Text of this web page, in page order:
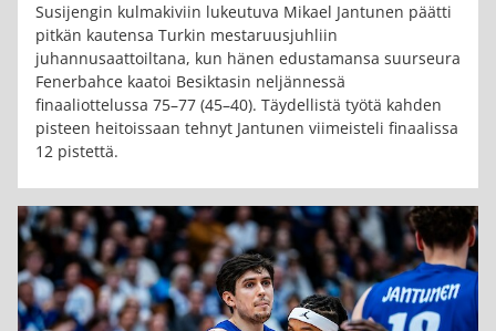
Susijengin kulmakiviin lukeutuva Mikael Jantunen päätti
pitkän kautensa Turkin mestaruusjuhliin
juhannusaattoiltana, kun hänen edustamansa suurseura
Fenerbahce kaatoi Besiktasin neljännessä
finaaliottelussa 75–77 (45–40). Täydellistä työtä kahden
pisteen heitoissaan tehnyt Jantunen viimeisteli finaalissa
12 pistettä.